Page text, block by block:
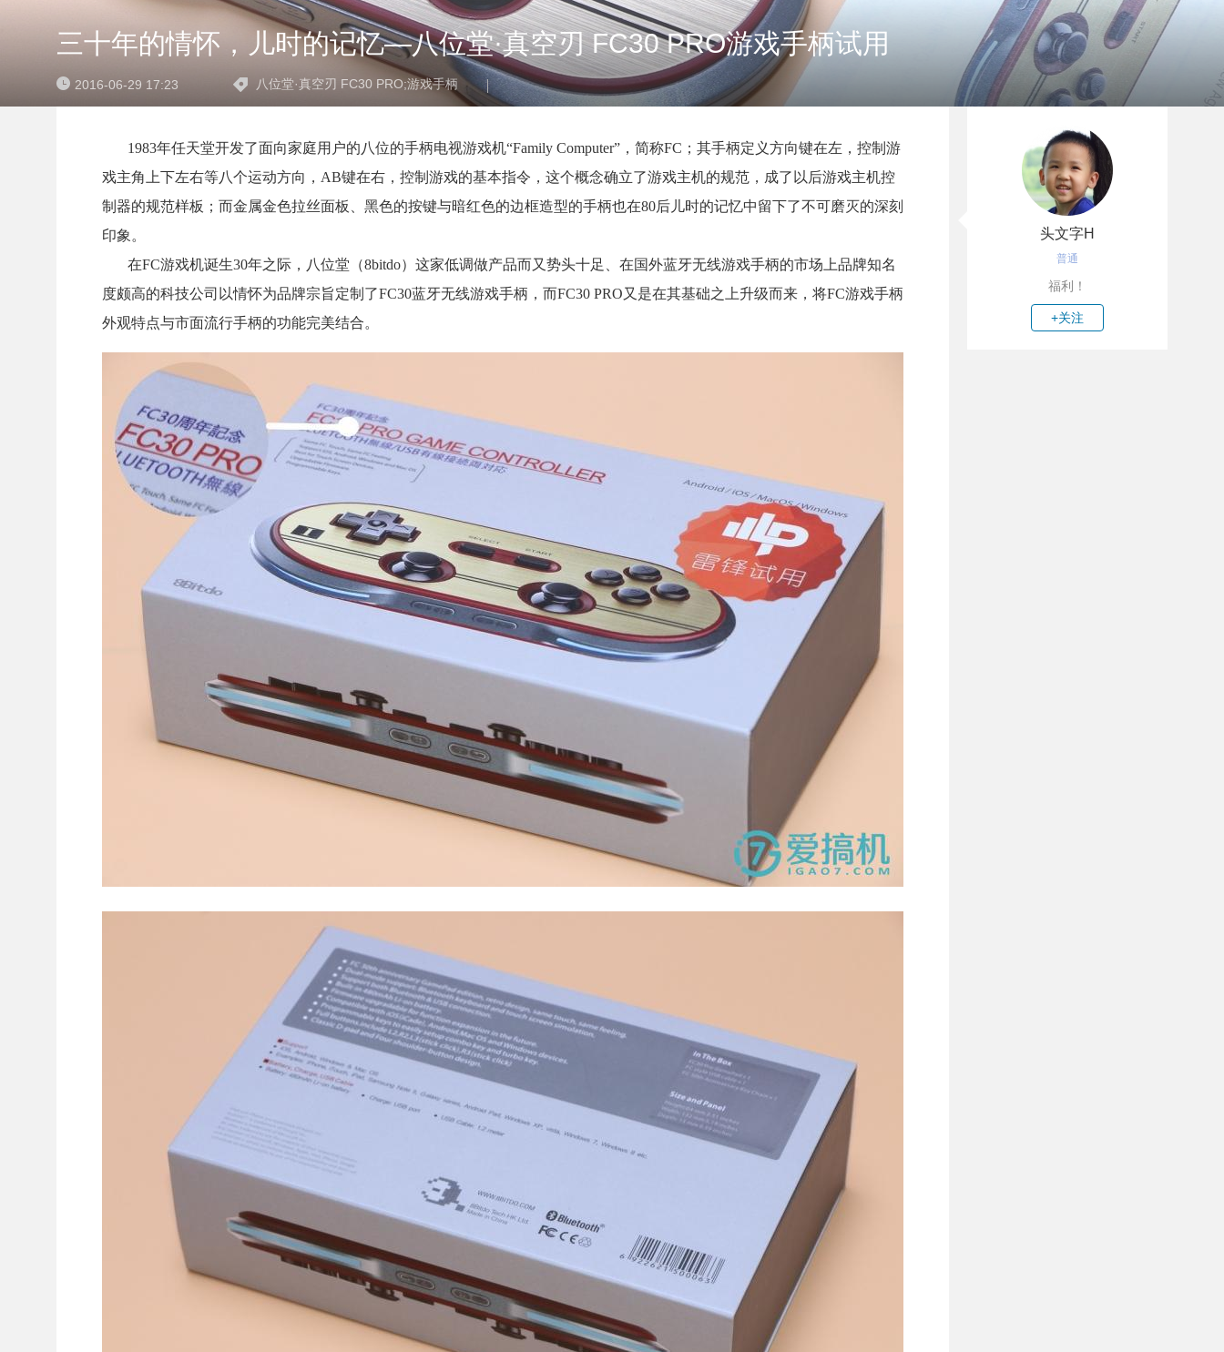
三十年的情怀，儿时的记忆—八位堂·真空刃 FC30 PRO游戏手柄试用
2016-06-29 17:23 八位堂·真空刃 FC30 PRO;游戏手柄
1983年任天堂开发了面向家庭用户的八位的手柄电视游戏机“Family Computer”，简称FC；其手柄定义方向键在左，控制游
戏主角上下左右等八个运动方向，AB键在右，控制游戏的基本指令，这个概念确立了游戏主机的规范，成了以后游戏主机控
制器的规范样板；而金属金色拉丝面板、黑色的按键与暗红色的边框造型的手柄也在80后儿时的记忆中留下了不可磨灭的深刻
印象。
在FC游戏机诞生30年之际，八位堂（8bitdo）这家低调做产品而又势头十足、在国外蓝牙无线游戏手柄的市场上品牌知名
度颇高的科技公司以情怀为品牌宗旨定制了FC30蓝牙无线游戏手柄，而FC30 PRO又是在其基础之上升级而来，将FC游戏手柄
外观特点与市面流行手柄的功能完美结合。
头文字H
普通
福利！
+关注